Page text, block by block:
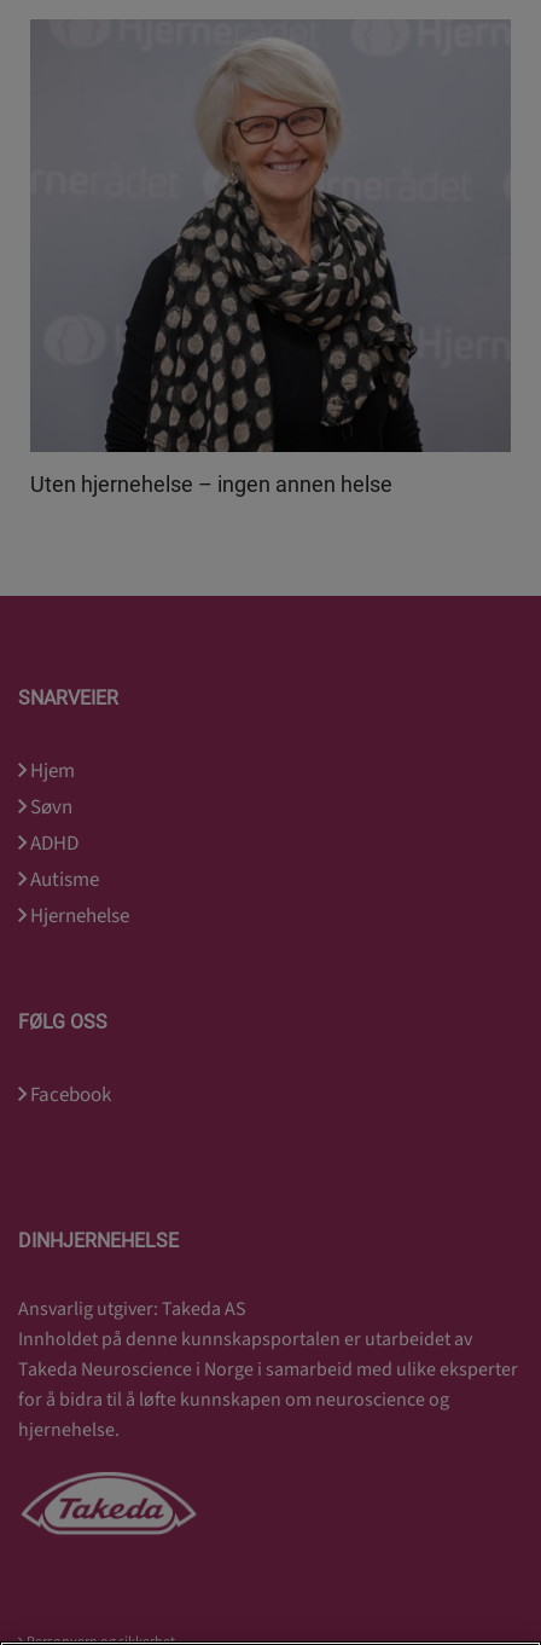
Uten hjernehelse – ingen annen helse
SNARVEIER
Hjem
Søvn
ADHD
Autisme
Hjernehelse
FØLG OSS
Facebook
DINHJERNEHELSE
Ansvarlig utgiver: Takeda AS
Innholdet på denne kunnskapsportalen er utarbeidet av
Takeda Neuroscience i Norge i samarbeid med ulike eksperter
for å bidra til å løfte kunnskapen om neuroscience og
hjernehelse.